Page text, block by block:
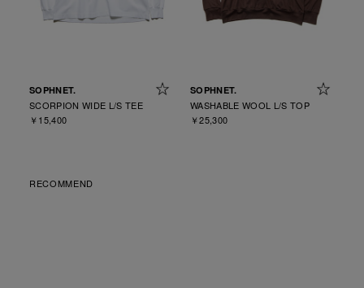
SOPHNET.
SCORPION WIDE L/S TEE
￥15,400
SOPHNET.
WASHABLE WOOL L/S TOP
￥25,300
RECOMMEND